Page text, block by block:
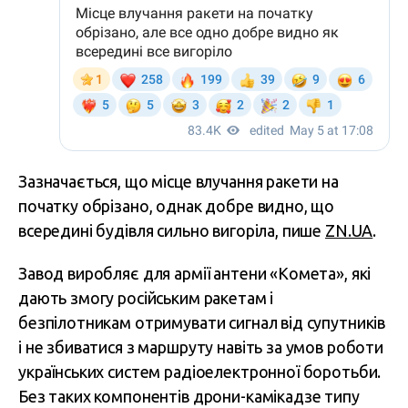
Зазначається, що місце влучання ракети на
початку обрізано, однак добре видно, що
всередині будівля сильно вигоріла, пише ZN.UA.
Завод виробляє для армії антени «Комета», які
дають змогу російським ракетам і
безпілотникам отримувати сигнал від супутників
і не збиватися з маршруту навіть за умов роботи
українських систем радіоелектронної боротьби.
Без таких компонентів дрони-камікадзе типу